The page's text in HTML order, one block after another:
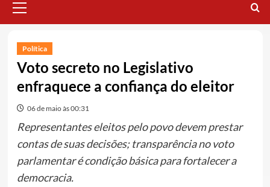
principal
Política
Voto secreto no Legislativo
enfraquece a confiança do eleitor
06 de maio às 00:31
Representantes eleitos pelo povo devem prestar
contas de suas decisões; transparência no voto
parlamentar é condição básica para fortalecer a
democracia.